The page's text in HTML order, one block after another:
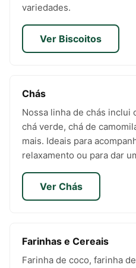
variedades.
Ver Biscoitos
Chás
Nossa linha de chás inclui
chá verde, chá de
mais. Ideais para
relaxamento ou para dar
Ver Chás
Farinhas e Cereais
Farinha de coco, farinha